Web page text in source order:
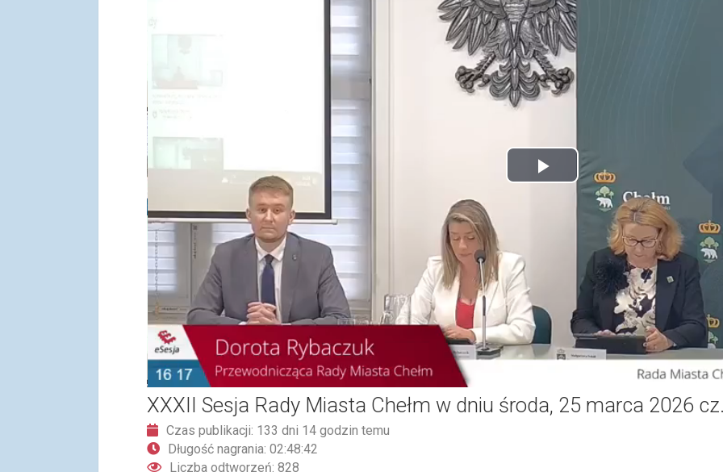
Play
Video
XXXII Sesja Rady Miasta Chełm w dniu środa, 25 marca 2026
Czas publikacji: 133 dni 14 godzin temu
Długość nagrania: 02:48:42
Liczba odtworzeń: 828